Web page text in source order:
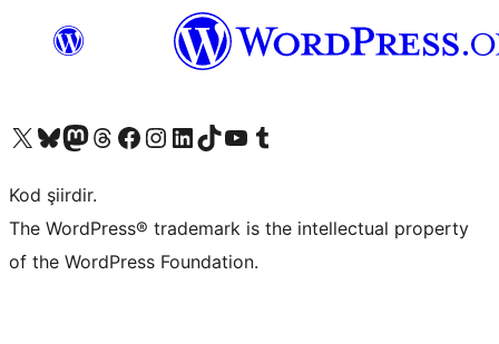
X (eski Twitter) hesabımıza bakın
Bluesky hesabımızı ziyaret edinMastodon hesabımızı ziyaret edinThreads hesabımızı ziyaret edinFacebook sayfamızı ziyaret edinInstagram hesabımızı ziyaret edinLinkedIn hesabımızı ziyaret edinTikTok hesabımızı ziyaret edinYouTube kanalımızı ziyaret edinTumblr hesabımızı ziyaret edin
Kod şiirdir.
The WordPress® trademark is the intellectual property
of the WordPress Foundation.